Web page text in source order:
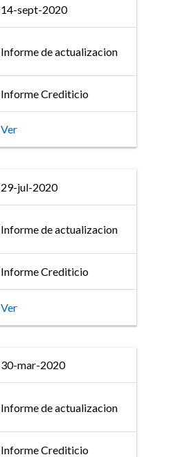
14-sept-2020
Informe de actualizacion
Informe Crediticio
Ver
29-jul-2020
Informe de actualizacion
Informe Crediticio
Ver
30-mar-2020
Informe de actualizacion
Informe Crediticio